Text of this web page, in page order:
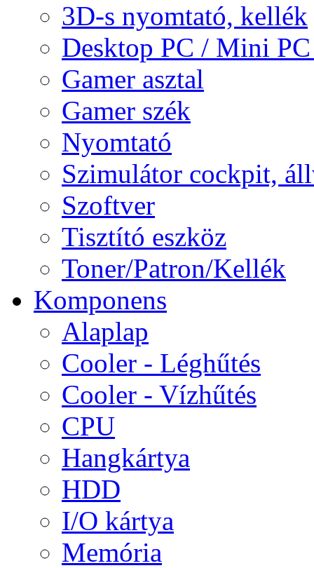
3D-s nyomtató, kellék
Desktop PC / Mini
Gamer asztal
Gamer szék
Nyomtató
Szimulátor cockpit,
Szoftver
Tisztító eszköz
Toner/Patron/Kellék
Komponens
Alaplap
Cooler - Léghűtés
Cooler - Vízhűtés
CPU
Hangkártya
HDD
I/O kártya
Memória